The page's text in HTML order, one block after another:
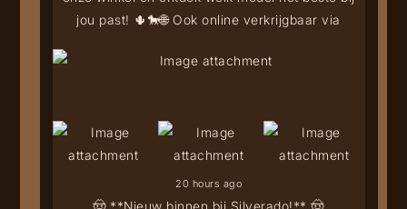
🤠 **Nieuw binnen bij Silverado!** 🤠
jou past! 🌵🐎🌐 Ook online verkrijgbaar via
20 hours ago